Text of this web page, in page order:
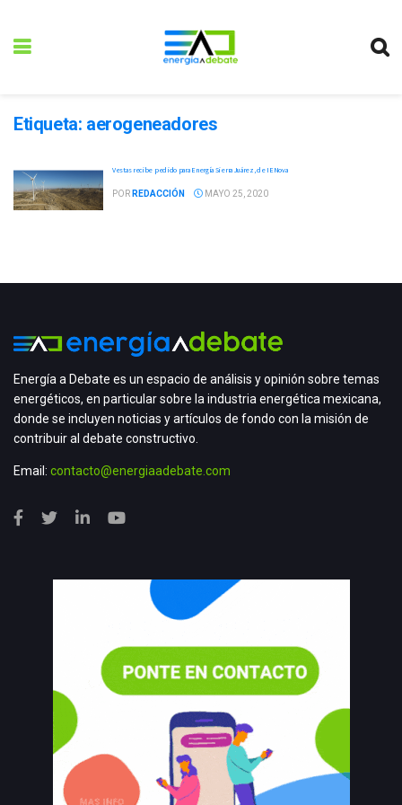
Etiqueta: aerogeneadores
Vestas recibe pedido para Energía Sierra Juárez, de IENova
POR REDACCIÓN MAYO 25, 2020
Energía a Debate es un espacio de análisis y opinión sobre temas
energéticos, en particular sobre la industria energética mexicana,
donde se incluyen noticias y artículos de fondo con la misión de
contribuir al debate constructivo.
Email: contacto@energiaadebate.com